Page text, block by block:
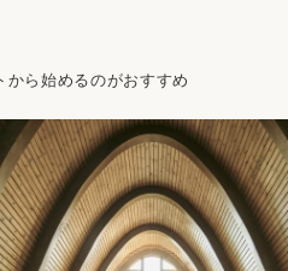
ら始めるのがおすすめ